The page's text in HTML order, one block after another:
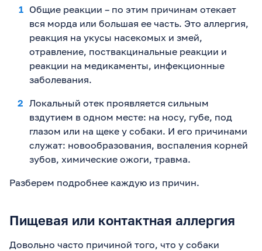
Общие реакции – по этим причинам отекает
вся морда или большая ее часть. Это аллергия,
реакция на укусы насекомых и змей,
отравление, поствакцинальные реакции и
реакции на медикаменты, инфекционные
заболевания.
Локальный отек проявляется сильным
вздутием в одном месте: на носу, губе, под
глазом или на щеке у собаки. И его причинами
служат: новообразования, воспаления корней
зубов, химические ожоги, травма.
Разберем подробнее каждую из причин.
Пищевая или контактная аллергия
Довольно часто причиной того, что у собаки